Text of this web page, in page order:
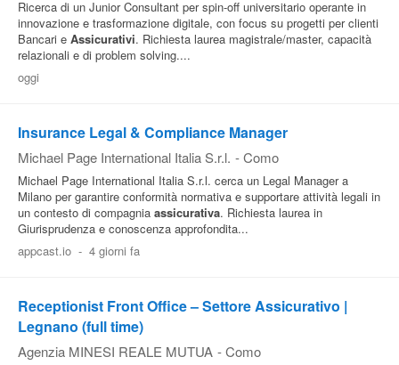
Ricerca di un Junior Consultant per spin-off universitario operante in
innovazione e trasformazione digitale, con focus su progetti per clienti
Bancari e Assicurativi. Richiesta laurea magistrale/master, capacità
relazionali e di problem solving....
oggi
Insurance Legal & Compliance Manager
Michael Page International Italia S.r.l. - Como
Michael Page International Italia S.r.l. cerca un Legal Manager a
Milano per garantire conformità normativa e supportare attività legali in
un contesto di compagnia assicurativa. Richiesta laurea in
Giurisprudenza e conoscenza approfondita...
appcast.io - 4 giorni fa
Receptionist Front Office – Settore Assicurativo |
Legnano (full time)
Agenzia MINESI REALE MUTUA - Como